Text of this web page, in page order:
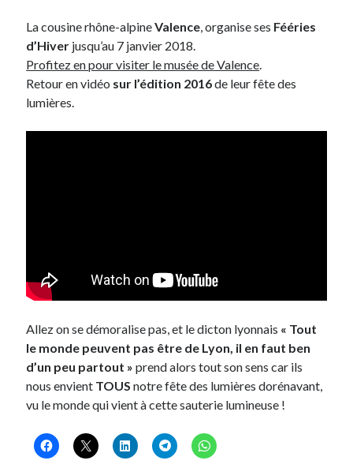
La cousine rhône-alpineValence, organise ses Fééries
d’Hiver jusqu’au 7 janvier 2018.
Profitez en pour visiter le musée de Valence.
Retour en vidéo sur l’édition 2016de leur fête des
lumières.
Allez on se démoralise pas, et le dicton lyonnais « Tout
le monde peuvent pas être de Lyon, il en faut ben
d’un peu partout » prend alors tout son sens car ils
nous envient TOUS notre fête des lumières dorénavant,
vu le monde qui vient à cette sauterie lumineuse !